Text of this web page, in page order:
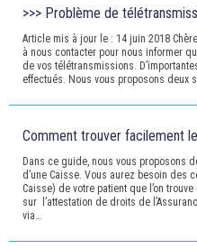
>>> Problème de
Article mis à jour le : 14 juin 2018
à nous contacter pour nous informer
de vos télétransmissions.
effectués. Nous vous proposons deux
Comment trouver facilement
Dans ce guide, nous vous proposons
d’une Caisse. Vous aurez besoin des
Caisse) de votre patient que l’on
sur l’attestation de droits de
via…